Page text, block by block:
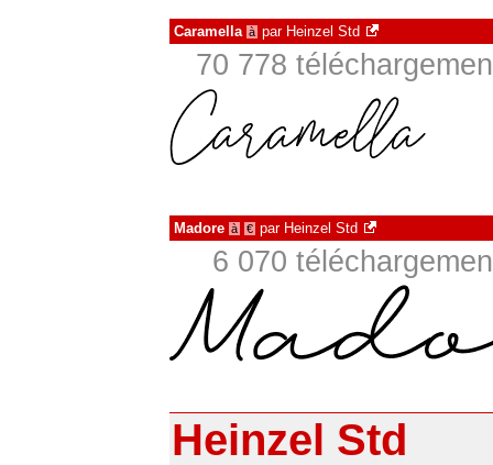
Caramella à par Heinzel Std
70 778
Madore à € par Heinzel Std
6 070
Heinzel Std